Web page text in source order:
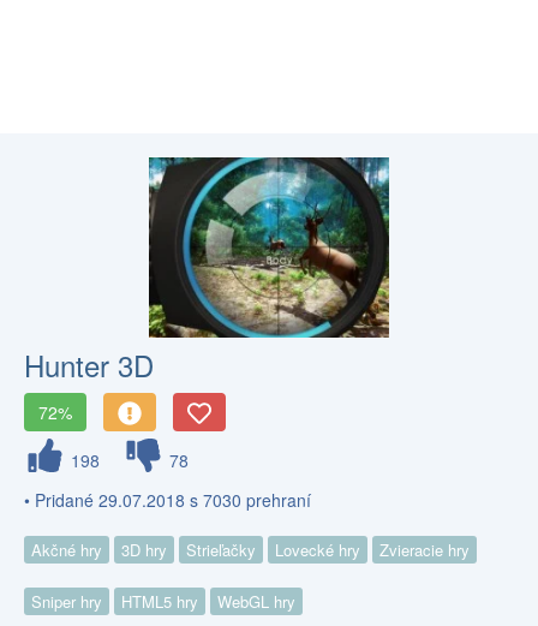
Hunter 3D
72%
198
78
• Pridané 29.07.2018 s 7030 prehraní
Akčné hry 3D hry Strieľačky Lovecké hry Zvieracie hry
Sniper hry HTML5 hry WebGL hry